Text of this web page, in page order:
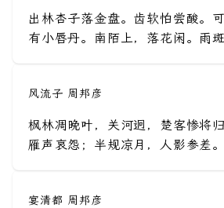
出林杏子落金盘。齿软怕尝酸。
有小唇丹。南陌上，落花闲。雨
风流子 周邦彦
枫林凋晚叶，关河迥，楚客惨将
雁声哀怨；半规凉月，人影参差
宴清都 周邦彦